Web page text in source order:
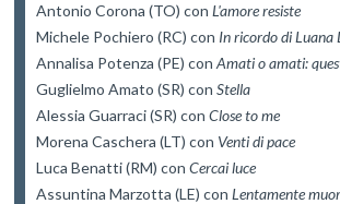
Antonio Corona (TO) con L'amore resiste
Michele Pochiero (RC) con In ricordo di Luana
Annalisa Potenza (PE) con Amati o amati:
Guglielmo Amato (SR) con Stella
Alessia Guarraci (SR) con Close to me
Morena Caschera (LT) con Venti di pace
Luca Benatti (RM) con Cercai luce
Assuntina Marzotta (LE) con Lentamente